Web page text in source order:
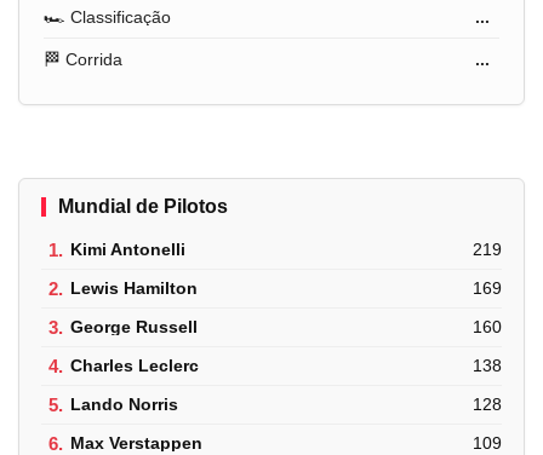
🏎️ Classificação ...
🏁 Corrida ...
Mundial de Pilotos
1. Kimi Antonelli 219
2. Lewis Hamilton 169
3. George Russell 160
4. Charles Leclerc 138
5. Lando Norris 128
6. Max Verstappen 109